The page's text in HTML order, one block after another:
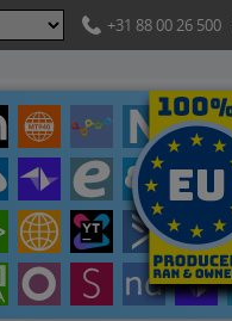
+31 88 00 26 500